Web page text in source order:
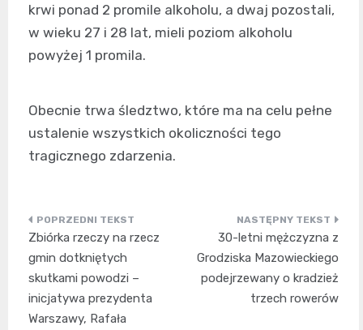
krwi ponad 2 promile alkoholu, a dwaj pozostali,
w wieku 27 i 28 lat, mieli poziom alkoholu
powyżej 1 promila.
Obecnie trwa śledztwo, które ma na celu pełne
ustalenie wszystkich okoliczności tego
tragicznego zdarzenia.
Nawigacja
wpisu
Zbiórka rzeczy na rzecz
gmin dotkniętych
skutkami powodzi –
inicjatywa prezydenta
Warszawy, Rafała
30-letni mężczyzna z
Grodziska Mazowieckiego
podejrzewany o kradzież
trzech rowerów